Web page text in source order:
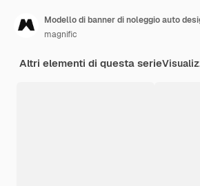
Modello di banner di noleggio auto
magnific
Altri elementi di questa serie